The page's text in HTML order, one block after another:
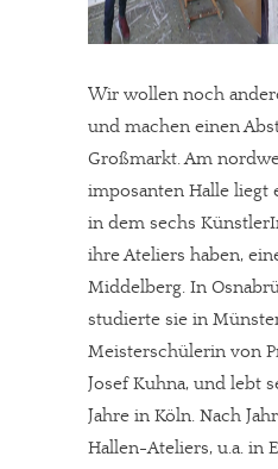
Wir wollen noch
und machen einen
Großmarkt. Am
imposanten Halle liegt
in dem sechs
ihre Ateliers haben,
Middelberg. In
studierte sie in
Meisterschülerin von
Josef Kuhna, und lebt
Jahre in Köln. Nach
Hallen-Ateliers, u.a. in